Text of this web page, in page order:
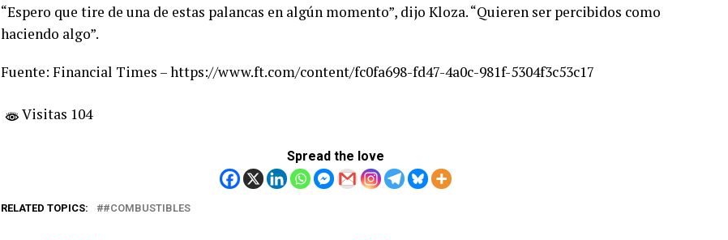
“Espero que tire de una de estas palancas en algún momento”, dijo Kloza. “Quieren ser percibidos como
haciendo algo”.
Fuente: Financial Times – https://www.ft.com/content/fc0fa698-fd47-4a0c-981f-5304f3c53c17
Visitas 104
Spread the love
RELATED TOPICS: #COMBUSTIBLES